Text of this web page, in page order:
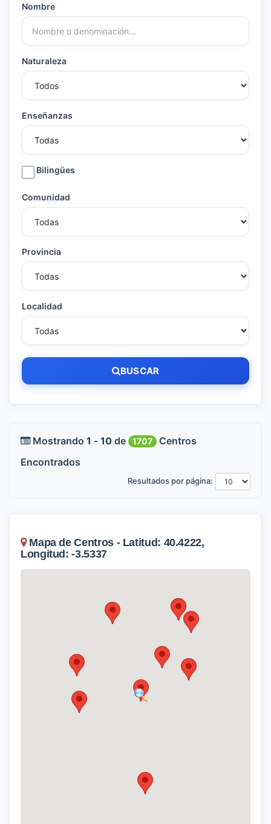
Nombre
Naturaleza
Enseñanzas
Bilingües
Comunidad
Provincia
Localidad
BUSCAR
Mostrando 1 - 10 de 1707
Centros
Encontrados
Resultados por página:
Mapa de Centros - Latitud: 40.4222,
Longitud: -3.5337